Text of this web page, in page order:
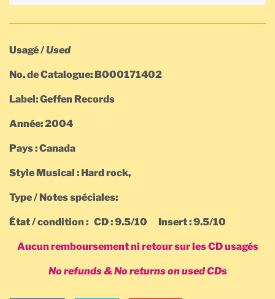
Usagé /Used
No. de Catalogue: B000171402
Label: Geffen Records
Année: 2004
Pays : Canada
Style Musical : Hard rock,
Type / Notes spéciales:
État / condition : CD : 9.5/10 Insert : 9.5/10
Aucun remboursement ni retour sur les CD usagés
No refunds & No returns on used CDs